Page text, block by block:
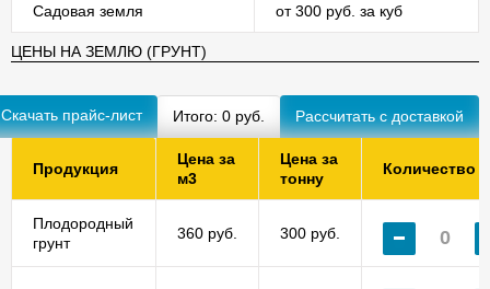
Садовая земля от 300 руб. за куб
ЦЕНЫ НА ЗЕМЛЮ (ГРУНТ)
Скачать прайс-лист Итого: 0 руб.
Продукция
Цена за
м3
Цена за
тонну
Количество
Плодородный
грунт
360 руб. 300 руб.